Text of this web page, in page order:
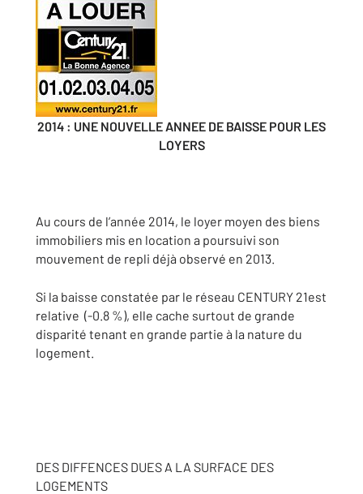
2014 : UNE NOUVELLE ANNEE DE BAISSE POUR LES
LOYERS
Au cours de l’année 2014, le loyer moyen des biens
immobiliers mis en location a poursuivi son
mouvement de repli déjà observé en 2013.
Si la baisse constatée par le réseau CENTURY 21est
relative (-0.8 %), elle cache surtout de grande
disparité tenant en grande partie à la nature du
logement.
DES DIFFENCES DUES A LA SURFACE DES
LOGEMENTS